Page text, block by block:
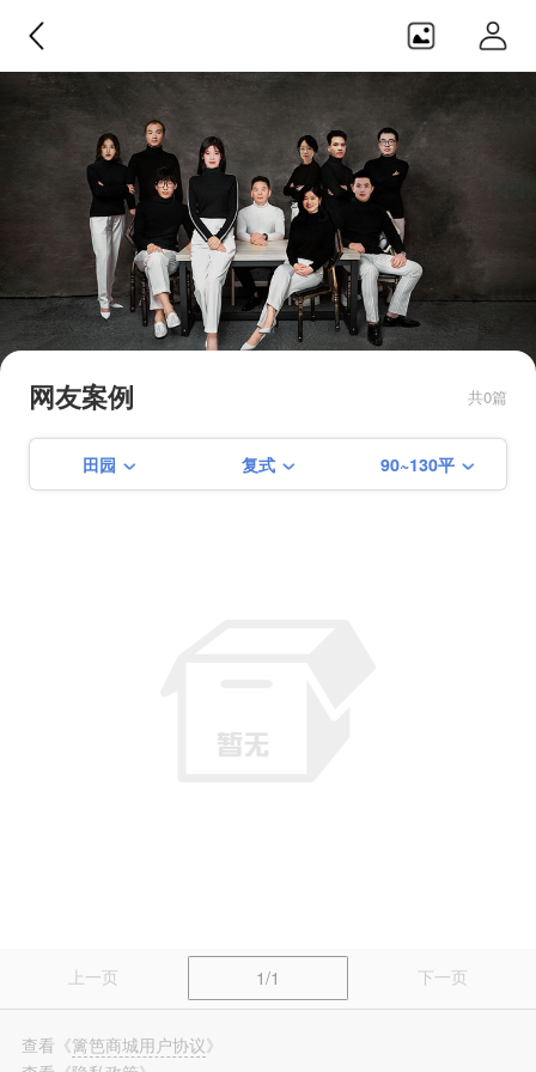
目前在建【仙霞路88号酒吧】 【 建
海中路461弄】【淮海中路1487弄】
【学前街156号】【徐家汇花园】
【淮海路培文公寓】
网友案例 共0篇
田园 复式 90~130平
上一页 1/1 下一页
查看 《篱笆商城用户协议》